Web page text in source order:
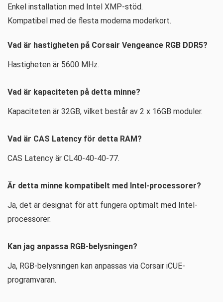
Enkel installation med Intel XMP-stöd.
Kompatibel med de flesta moderna moderkort.
Vad är hastigheten på Corsair Vengeance RGB DDR5?
Hastigheten är 5600 MHz.
Vad är kapaciteten på detta minne?
Kapaciteten är 32GB, vilket består av 2 x 16GB moduler.
Vad är CAS Latency för detta RAM?
CAS Latency är CL40-40-40-77.
Är detta minne kompatibelt med Intel-processorer?
Ja, det är designat för att fungera optimalt med Intel-
processorer.
Kan jag anpassa RGB-belysningen?
Ja, RGB-belysningen kan anpassas via Corsair iCUE-
programvaran.